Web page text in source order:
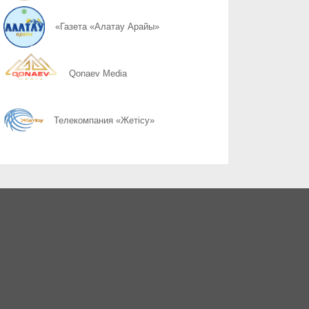
05.08
05.08
05.08 Инвестиции с долгосрочным эффектом
«Газета «Алатау Арайы»
Qonaev Media
Телекомпания «Жетісу»